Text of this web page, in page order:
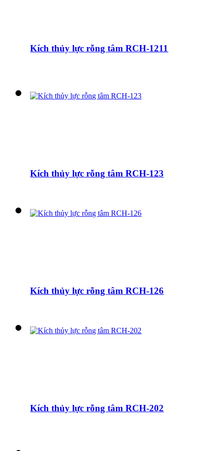
Kích thủy lực rỗng tâm RCH-1211
Kích thủy lực rỗng tâm RCH-123
Kích thủy lực rỗng tâm RCH-126
Kích thủy lực rỗng tâm RCH-202